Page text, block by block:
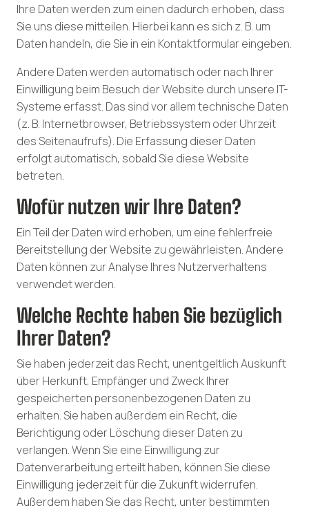
Ihre Daten werden zum einen dadurch erhoben, dass
Sie uns diese mitteilen. Hierbei kann es sich z. B. um
Daten handeln, die Sie in ein Kontaktformular eingeben.
Andere Daten werden automatisch oder nach Ihrer
Einwilligung beim Besuch der Website durch unsere IT-
Systeme erfasst. Das sind vor allem technische Daten
(z. B. Internetbrowser, Betriebssystem oder Uhrzeit
des Seitenaufrufs). Die Erfassung dieser Daten
erfolgt automatisch, sobald Sie diese Website
betreten.
Wofür nutzen wir Ihre Daten?
Ein Teil der Daten wird erhoben, um eine fehlerfreie
Bereitstellung der Website zu gewährleisten. Andere
Daten können zur Analyse Ihres Nutzerverhaltens
verwendet werden.
Welche Rechte haben Sie bezüglich
Ihrer Daten?
Sie haben jederzeit das Recht, unentgeltlich Auskunft
über Herkunft, Empfänger und Zweck Ihrer
gespeicherten personenbezogenen Daten zu
erhalten. Sie haben außerdem ein Recht, die
Berichtigung oder Löschung dieser Daten zu
verlangen. Wenn Sie eine Einwilligung zur
Datenverarbeitung erteilt haben, können Sie diese
Einwilligung jederzeit für die Zukunft widerrufen.
Außerdem haben Sie das Recht, unter bestimmten